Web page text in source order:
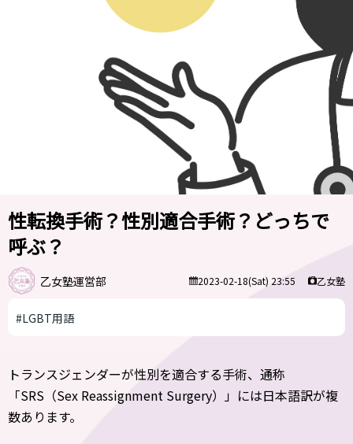
性転換手術？性別適合手術？どっちで
呼ぶ？
乙女塾運営部 2023-02-18(Sat) 23:55 乙女塾
#LGBT用語
トランスジェンダーが性別を適合する手術、通称
「SRS（Sex Reassignment Surgery）」には日本語訳が複
数あります。